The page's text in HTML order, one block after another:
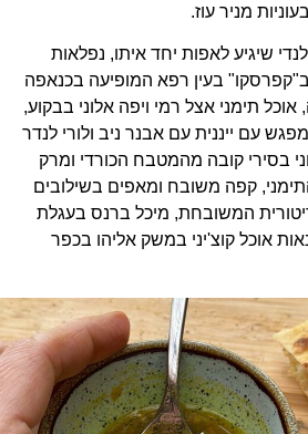
מניר עוז.
שיגיע לאפות יחד איתו, נפלאות
בעין רפא המופיעה בכנאפה
תימני אצל רמי ויפה אלוני בבקוע,
ייננית עם אבנר ניב ולורי לנדר
בסירי קובה מהמטבח הכורדי ומרק
קפה משובח ומאפים בשילובים
המשובחת, מיכל ברנס בעגלת
אוכל קוצ'יני במשק אליהו בכפר